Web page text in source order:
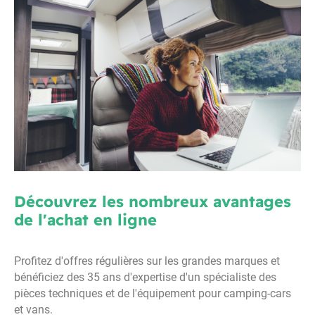
Découvrez les nombreux avantages
de l'achat en ligne
Profitez d'offres régulières sur les grandes marques et
bénéficiez des 35 ans d'expertise d'un spécialiste des
pièces techniques et de l'équipement pour camping-cars
et vans.